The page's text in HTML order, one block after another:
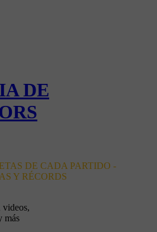
DE
DE CADA PARTIDO -
Y RÉCORDS
videos,
más